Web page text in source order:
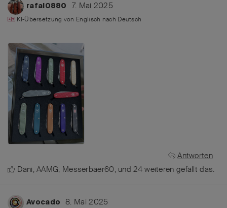
rafal0880 7. Mai 2025
KI-Übersetzung von Englisch nach Deutsch
Antworten
Dani,AAMG, Messerbaer60, und24weiteren gefällt das.
Avocado 8. Mai 2025